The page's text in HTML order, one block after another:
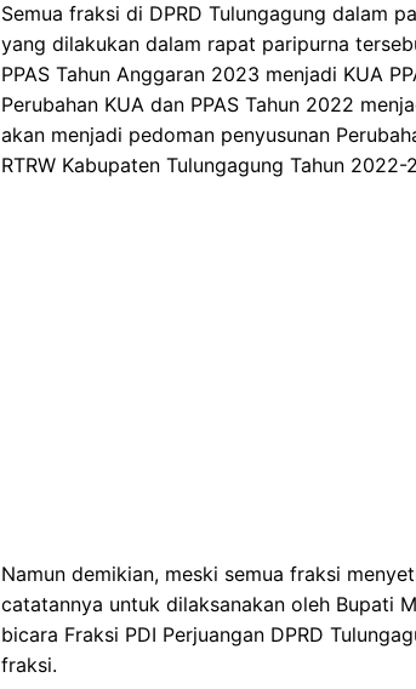
Semua fraksi di DPRD Tulungagung dalam
yang dilakukan dalam rapat paripurna
PPAS Tahun Anggaran 2023 menjadi KUA
Perubahan KUA dan PPAS Tahun 2022
akan menjadi pedoman penyusunan
RTRW Kabupaten Tulungagung Tahun
Namun demikian, meski semua fraksi
catatannya untuk dilaksanakan oleh Bupati
bicara Fraksi PDI Perjuangan DPRD
fraksi.